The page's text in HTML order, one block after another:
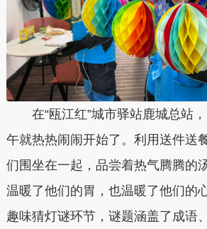
在“瓯江红”城市驿站鹿城总站，
午就热热闹闹开始了。利用送件送
们围坐在一起，品尝着热气腾腾的
温暖了他们的胃，也温暖了他们的
趣味猜灯谜环节，谜题涵盖了成语